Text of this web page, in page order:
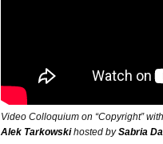
Video Colloquium on “Copyright”
Alek Tarkowskihosted bySabria